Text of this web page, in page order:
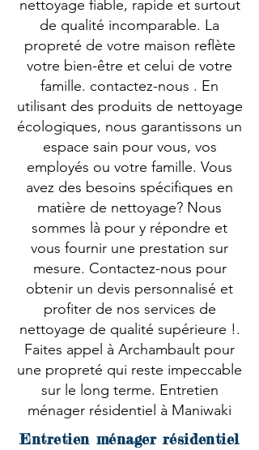
nettoyage fiable, rapide et surtout
de qualité incomparable. La
propreté de votre maison reflète
votre bien-être et celui de votre
famille. contactez-nous . En
utilisant des produits de nettoyage
écologiques, nous garantissons un
espace sain pour vous, vos
employés ou votre famille. Vous
avez des besoins spécifiques en
matière de nettoyage? Nous
sommes là pour y répondre et
vous fournir une prestation sur
mesure. Contactez-nous pour
obtenir un devis personnalisé et
profiter de nos services de
nettoyage de qualité supérieure !.
Faites appel à Archambault pour
une propreté qui reste impeccable
sur le long terme. Entretien
ménager résidentiel à Maniwaki
Entretien ménager résidentiel